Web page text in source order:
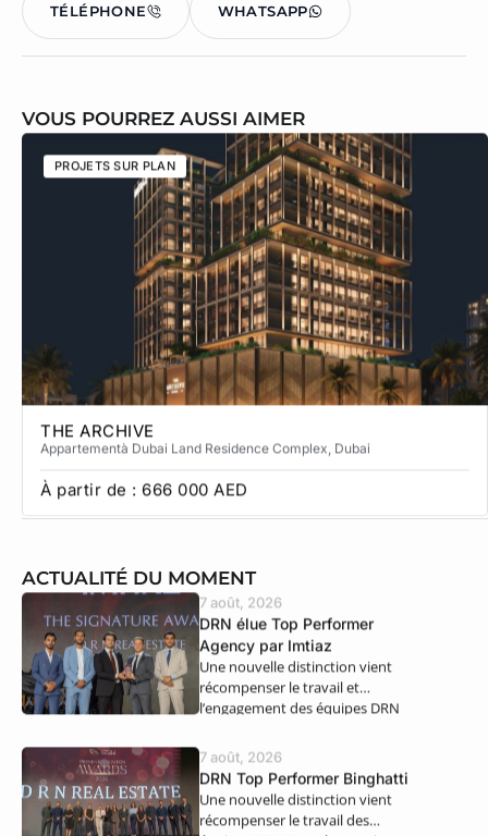
TÉLÉPHONE WHATSAPP
VOUS POURREZ AUSSI AIMER
PROJETS SUR PLAN
THE ARCHIVE
Appartementà Dubai Land Residence Complex, Dubai
À partir de : 666 000 AED
ACTUALITÉ DU MOMENT
7 août, 2026
DRN élue Top Performer
Agency par Imtiaz
Une nouvelle distinction vient
récompenser le travail et
l’engagement des équipes DRN
7 août, 2026
DRN Top Performer Binghatti
Une nouvelle distinction vient
récompenser le travail des